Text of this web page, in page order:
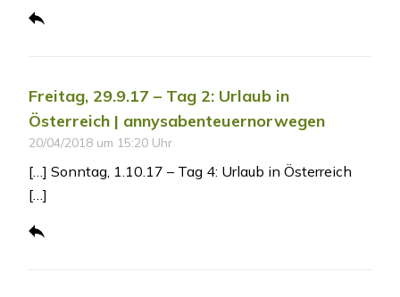
Freitag, 29.9.17 – Tag 2: Urlaub in
Österreich | annysabenteuernorwegen
20/04/2018 um 15:20 Uhr
[…] Sonntag, 1.10.17 – Tag 4: Urlaub in Österreich
[…]